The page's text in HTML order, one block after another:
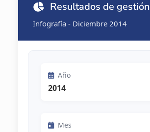
Resultados de gestión
Infografía - Diciembre 2014
Año
2014
Mes